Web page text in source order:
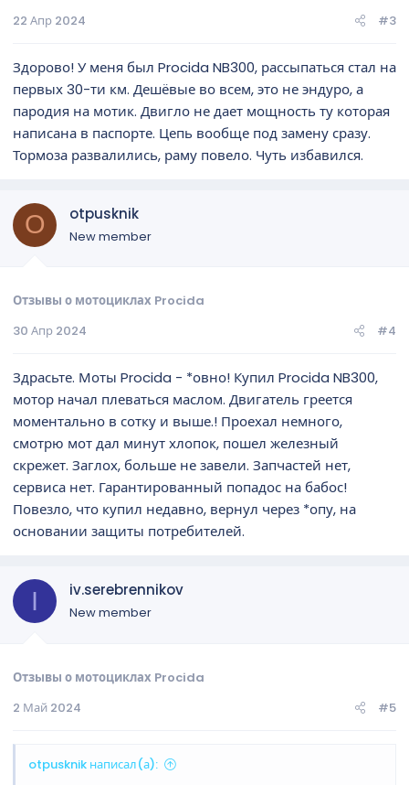
22 Апр 2024
#3
Здорово! У меня был Procida NB300, рассыпаться стал на
первых 30-ти км. Дешёвые во всем, это не эндуро, а
пародия на мотик. Двигло не дает мощность ту которая
написана в паспорте. Цепь вообще под замену сразу.
Тормоза развалились, раму повело. Чуть избавился.
O otpusknik
New member
Отзывы о мотоциклах Procida
30 Апр 2024
#4
Здрасьте. Моты Procida - *овно! Купил Procida NB300,
мотор начал плеваться маслом. Двигатель греется
моментально в сотку и выше.! Проехал немного,
смотрю мот дал минут хлопок, пошел железный
скрежет. Заглох, больше не завели. Запчастей нет,
сервиса нет. Гарантированный попадос на бабос!
Повезло, что купил недавно, вернул через *опу, на
основании защиты потребителей.
I iv.serebrennikov
New member
Отзывы о мотоциклах Procida
2 Май 2024
#5
otpusknik написал(а):